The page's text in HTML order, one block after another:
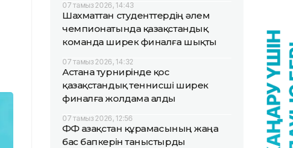
07 тамыз 2026, 14:43
Шахматтан студенттердің әлем
чемпионатында қазақстандық
команда ширек финалға шықты
07 тамыз 2026, 14:32
Астана турнирінде қос
қазақстандық теннисші ширек
финалға жолдама алды
07 тамыз 2026, 12:56
ҚФФ Қазақстан құрамасының жаңа
бас бапкерін таныстырды